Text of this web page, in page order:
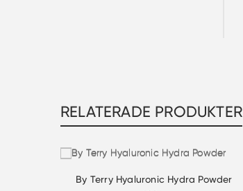
RELATERADE PRODUKTER
By Terry Hyaluronic Hydra Powder